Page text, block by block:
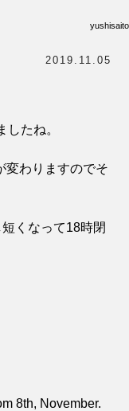
yushisaito
2019.11.05
たね。
変わりますのでそ
くなって18時閉
8th, November.